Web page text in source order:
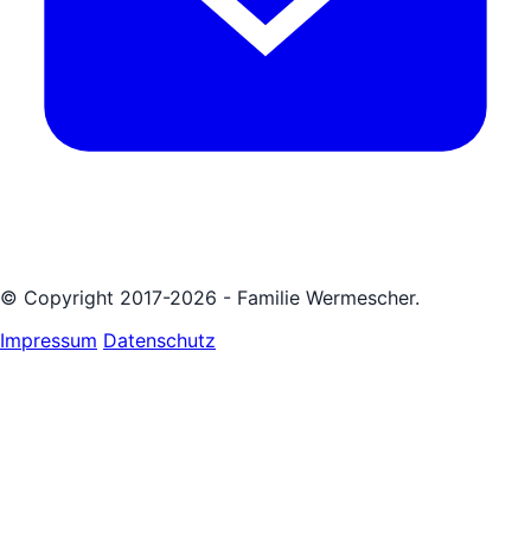
© Copyright 2017-2026 - Familie Wermescher.
Impressum Datenschutz